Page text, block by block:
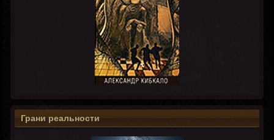
Грани реальности